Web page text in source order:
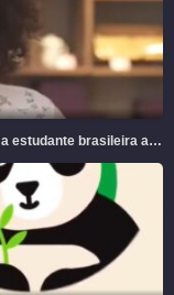
Amiris, uma estudante brasileira aprendendo chinês pelas ruas